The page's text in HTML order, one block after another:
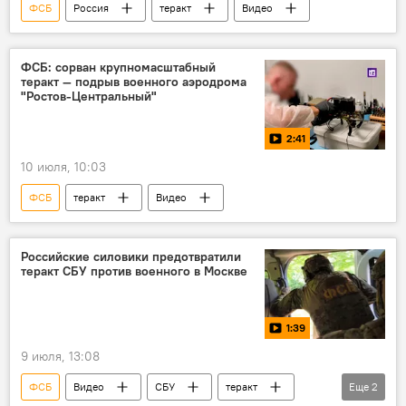
ФСБ Россия теракт Видео
ФСБ: сорван крупномасштабный
теракт — подрыв военного аэродрома
"Ростов-Центральный"
2:41
10 июля, 10:03
ФСБ теракт Видео
Российские силовики предотвратили
теракт СБУ против военного в Москве
1:39
9 июля, 13:08
ФСБ Видео СБУ
теракт
Еще 2